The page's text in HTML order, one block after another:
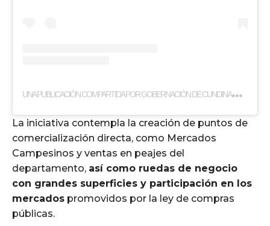
U
NA PUBLICACIÓN COMPARTIDA POR GOBERNACIÓN DE CUNDINAMARCA (@CUNDINAMARCAGOB)
La iniciativa contempla la creación de puntos de
comercialización directa, como Mercados
Campesinos y ventas en peajes del
departamento, así como ruedas de negocio
con grandes superficies y participación en los
mercados promovidos por la ley de compras
públicas.